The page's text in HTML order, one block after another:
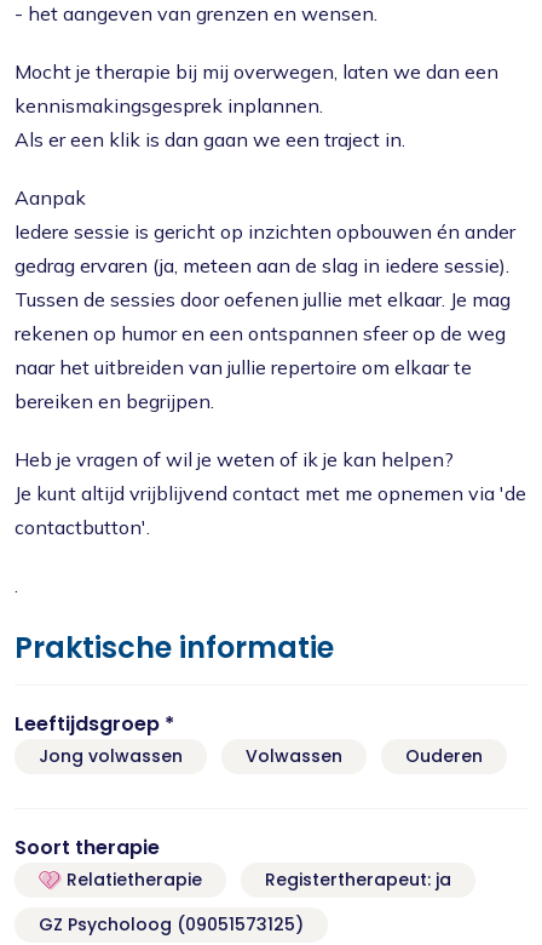
- het aangeven van grenzen en wensen.
Mocht je therapie bij mij overwegen, laten we dan een
kennismakingsgesprek inplannen.
Als er een klik is dan gaan we een traject in.
Aanpak
Iedere sessie is gericht op inzichten opbouwen én ander
gedrag ervaren (ja, meteen aan de slag in iedere sessie).
Tussen de sessies door oefenen jullie met elkaar. Je mag
rekenen op humor en een ontspannen sfeer op de weg
naar het uitbreiden van jullie repertoire om elkaar te
bereiken en begrijpen.
Heb je vragen of wil je weten of ik je kan helpen?
Je kunt altijd vrijblijvend contact met me opnemen via 'de
contactbutton'.
.
Praktische informatie
Leeftijdsgroep *
Jong volwassen Volwassen Ouderen
Soort therapie
Relatietherapie
Registertherapeut: ja
GZ Psycholoog (09051573125)